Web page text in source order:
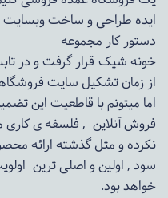
دستور کار مجموعه
خونه شیک قرار گرفت و در تابستان 1400 به مرحله
از زمان تشکیل سایت
اما میتونم با قاطعیت این
فروش آنلاین , فلسفه ی
نکرده و مثل گذشته ارائه
سود , اولین و اصلی ترین
خواهد بود.